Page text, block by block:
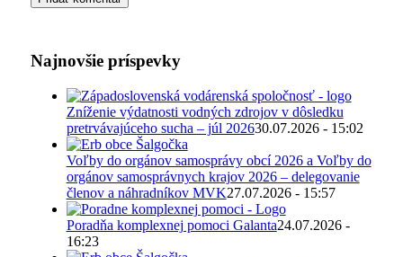
Najnovšie príspevky
Zníženie výdatnosti vodných zdrojov v dôsledku
pretrvávajúceho sucha – júl 202630.07.2026 - 15:02
Voľby do orgánov samosprávy obcí 2026 a Voľby do
orgánov samosprávnych krajov 2026 – delegovanie
členov a náhradníkov MVK27.07.2026 - 15:57
Poradňa komplexnej pomoci Galanta24.07.2026 -
16:23